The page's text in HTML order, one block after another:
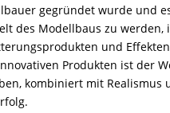
gegründet wurde und
des Modellbaus zu werden,
und
Produkten ist der
kombiniert mit Realismus